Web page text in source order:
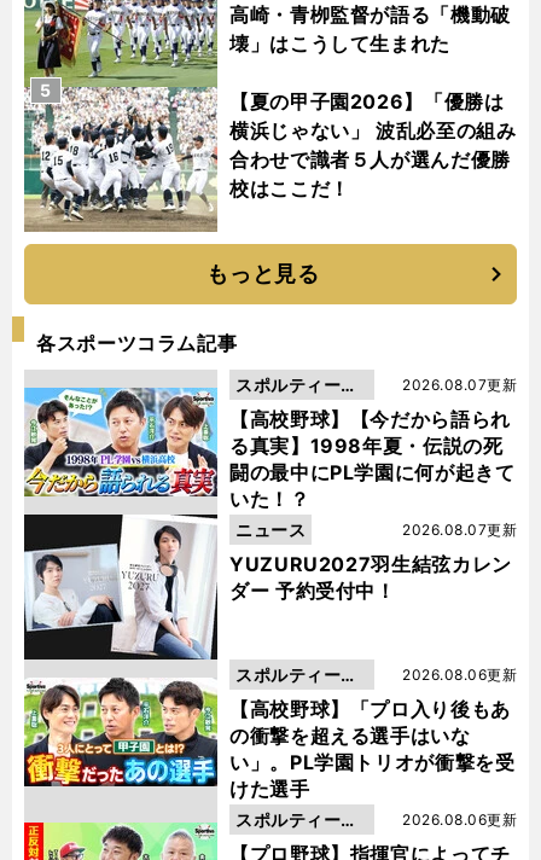
高崎・青栁監督が語る「機動破
壊」はこうして生まれた
【夏の甲子園2026】「優勝は
横浜じゃない」 波乱必至の組み
合わせで識者５人が選んだ優勝
校はここだ！
5
もっと見る
各スポーツコラム記事
【高校野球】【今だから語られ
る真実】1998年夏・伝説の死
闘の最中にPL学園に何が起きて
いた！？
2026.08.07更新
スポルティーバ
動画
YUZURU2027羽生結弦カレン
ダー 予約受付中！
2026.08.07更新
ニュース
【高校野球】「プロ入り後もあ
の衝撃を超える選手はいな
い」。PL学園トリオが衝撃を受
けた選手
2026.08.06更新
スポルティーバ
動画
【プロ野球】指揮官によってチ
2026.08.06更新
スポルティーバ
動画